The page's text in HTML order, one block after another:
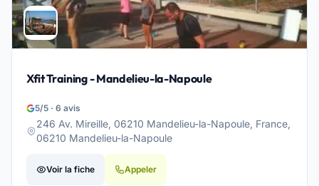
Xfit Training - Mandelieu-la-Napoule
5/5 · 6 avis
246 Av. Mireille, 06210 Mandelieu-la-Napoule, France,
06210 Mandelieu-la-Napoule
Voir la fiche Appeler